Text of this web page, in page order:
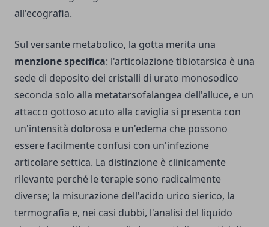
all'ecografia.
Sul versante metabolico, la gotta merita una
menzione specifica: l'articolazione tibiotarsica è una
sede di deposito dei cristalli di urato monosodico
seconda solo alla metatarsofalangea dell'alluce, e un
attacco gottoso acuto alla caviglia si presenta con
un'intensità dolorosa e un'edema che possono
essere facilmente confusi con un'infezione
articolare settica. La distinzione è clinicamente
rilevante perché le terapie sono radicalmente
diverse; la misurazione dell'acido urico sierico, la
termografia e, nei casi dubbi, l'analisi del liquido